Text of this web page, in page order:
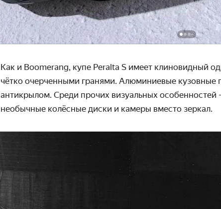
Как и Boomerang, купе Peralta S имеет клиновидный
чётко очерченными гранями. Алюминиевые кузовные
антикрылом. Среди прочих визуальных особенностей
необычные колёсные диски и камеры вместо зеркал.